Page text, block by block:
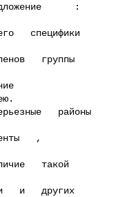
:
специфики
группы
районы
,
такой
и   других